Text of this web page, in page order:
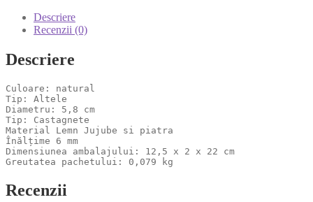
Descriere
Recenzii (0)
Descriere
Culoare: natural
Tip: Altele
Diametru: 5,8 cm
Tip: Castagnete
Material Lemn Jujube si piatra
Înălțime 6 mm
Dimensiunea ambalajului: 12,5 x 2 x 22 cm
Greutatea pachetului: 0,079 kg
Recenzii